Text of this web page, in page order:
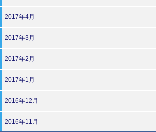
2017年4月
2017年3月
2017年2月
2017年1月
2016年12月
2016年11月